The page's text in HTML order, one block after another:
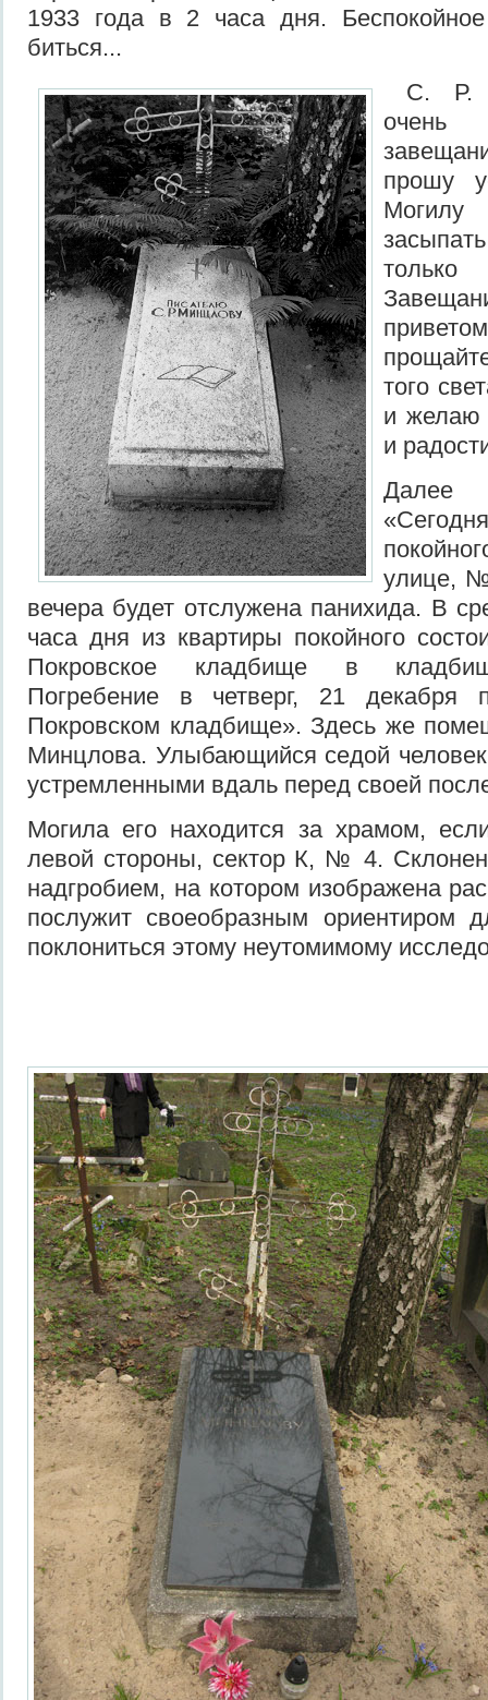
1933 года в 2 часа дня.
биться...
С. Р.
прошу
только
того
и желаю
и
Далее
улице,
вечера будет отслужена панихида. В
часа дня из квартиры покойного
Покровское кладбище в
Погребение в четверг, 21 декабря
Покровском кладбище». Здесь же
Минцлова. Улыбающийся седой
устремленными вдаль перед своей
Могила его находится за храмом,
левой стороны, сектор К, № 4.
надгробием, на котором изображена
послужит своеобразным ориентиром
поклониться этому неутомимому